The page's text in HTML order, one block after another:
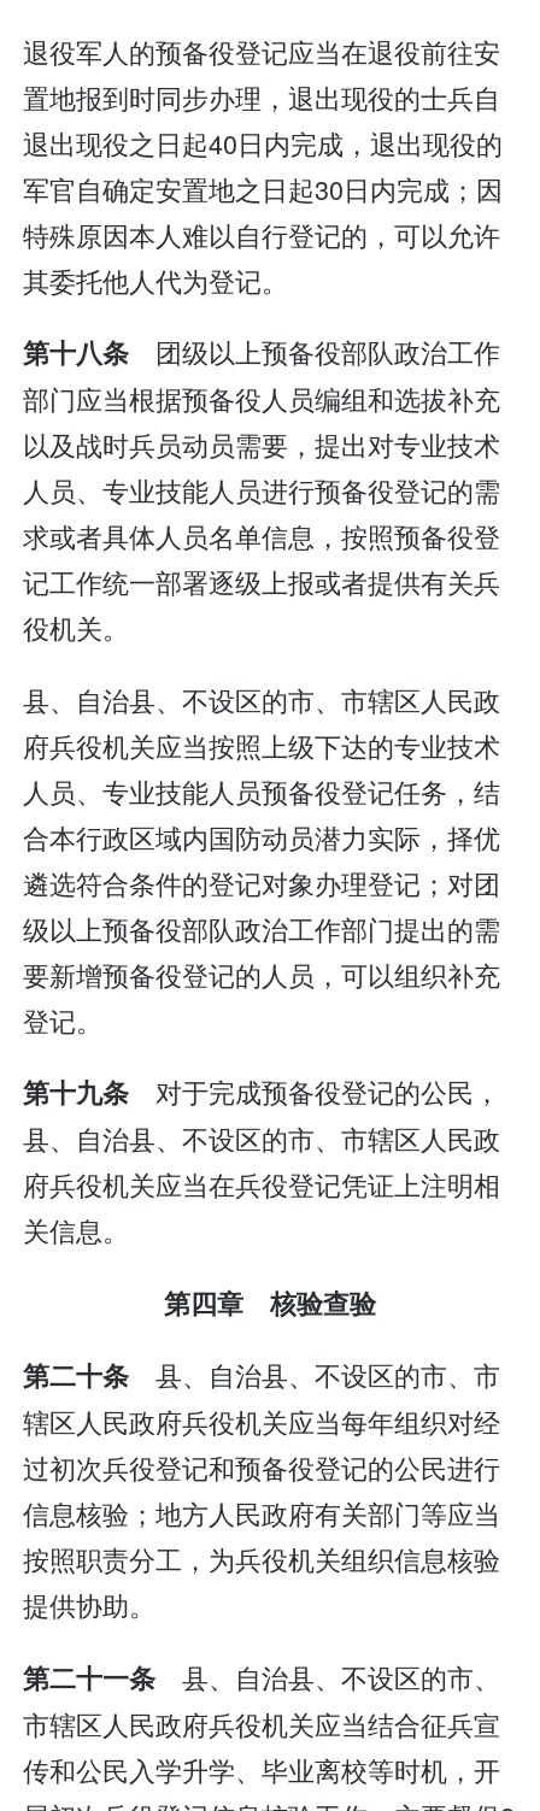
退役军人的预备役登记应当在退役前往安
置地报到时同步办理，退出现役的士兵自
退出现役之日起40日内完成，退出现役的
军官自确定安置地之日起30日内完成；因
特殊原因本人难以自行登记的，可以允许
其委托他人代为登记。
第十八条 团级以上预备役部队政治工作
部门应当根据预备役人员编组和选拔补充
以及战时兵员动员需要，提出对专业技术
人员、专业技能人员进行预备役登记的需
求或者具体人员名单信息，按照预备役登
记工作统一部署逐级上报或者提供有关兵
役机关。
县、自治县、不设区的市、市辖区人民政
府兵役机关应当按照上级下达的专业技术
人员、专业技能人员预备役登记任务，结
合本行政区域内国防动员潜力实际，择优
遴选符合条件的登记对象办理登记；对团
级以上预备役部队政治工作部门提出的需
要新增预备役登记的人员，可以组织补充
登记。
第十九条对于完成预备役登记的公民，
县、自治县、不设区的市、市辖区人民政
府兵役机关应当在兵役登记凭证上注明相
关信息。
第四章 核验查验
第二十条 县、自治县、不设区的市、市
辖区人民政府兵役机关应当每年组织对经
过初次兵役登记和预备役登记的公民进行
信息核验；地方人民政府有关部门等应当
按照职责分工，为兵役机关组织信息核验
提供协助。
第二十一条 县、自治县、不设区的市、
市辖区人民政府兵役机关应当结合征兵宣
传和公民入学升学、毕业离校等时机，开